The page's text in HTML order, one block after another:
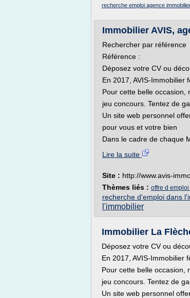
recherche emploi agence
Immobilier AVIS,
Rechercher par référence
Référence :
Déposez votre CV ou
En 2017, AVIS-Immobilier
Pour cette belle occasion,
jeu concours. Tentez de
Un site web personnel
pour vous et votre bien
Dans le cadre de chaque
Lire la suite
Site : http://www.avis-
Thèmes liés : offre d
recherche d'emploi dans
l'immobilier
Immobilier La
Déposez votre CV ou
En 2017, AVIS-Immobilier
Pour cette belle occasion,
jeu concours. Tentez de
Un site web personnel